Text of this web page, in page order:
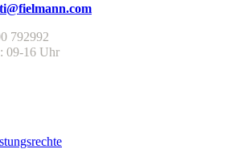
792992
09-16 Uhr